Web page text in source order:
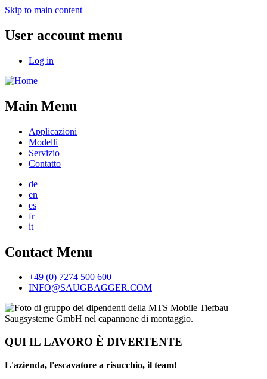
Skip to main content
User account menu
Log in
Main Menu
Applicazioni
Modelli
Servizio
Contatto
de
en
es
fr
it
Contact Menu
+49 (0) 7274 500 600
INFO@SAUGBAGGER.COM
QUI IL LAVORO È DIVERTENTE
L'azienda, l'escavatore a risucchio, il team!